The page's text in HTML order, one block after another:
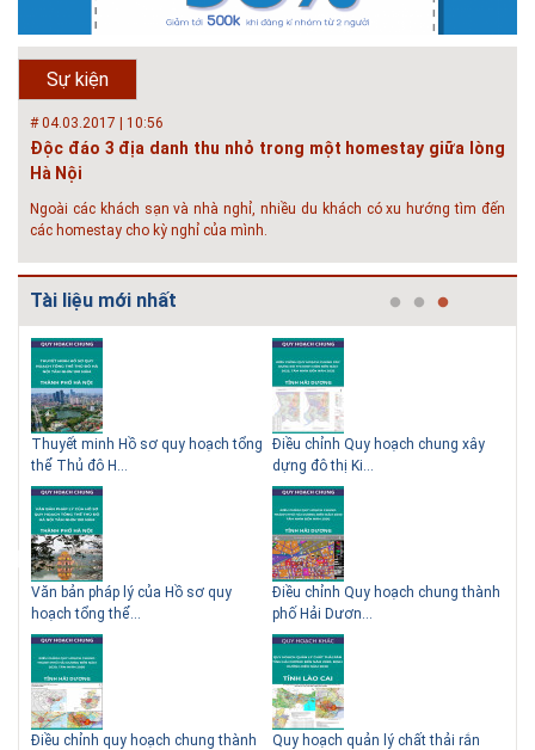
Sự kiện
Hội thảo “Sàn bê tông chất lượng cao – công nghệ mới nhất tại Châu Âu
& Mỹ và các vấn đề áp dụng tại Việt Nam” được tổ chức bởi HOUSELINK
sẽ diễn ra vào 14h00 ngày 26/06/2018 tại Khách sạn Pan Pacific, Hà Nội
và ngày 28/...
# 04.03.2017 | 10:56
Độc đáo 3 địa danh thu nhỏ trong một homestay giữa lòng
Hà Nội
Ngoài các khách sạn và nhà nghỉ, nhiều du khách có xu hướng tìm đến
các homestay cho kỳ nghỉ của mình.
# 05.04.2025 | 17:16
Tuyển sinh 2025, Khoa kỹ thuật hạ tầng và môi trường đô thị
- Đại học Kiến trúc...
Thông tin tuyển sinh đại học 2025 Khoa kỹ thuật hạ tầng và môi trường
đô thị - Đại học Kiến trúc Hà Nội Tuyển sinh đại học với 280 chỉ tiêu, thời
gian đào tạo 4,5 năm
Tài liệu mới nhất
Thuyết minh Hồ sơ quy hoạch tổng
thể Thủ đô H...
Văn bản pháp lý của Hồ sơ quy
hoạch tổng thể...
Điều chỉnh quy hoạch chung thành
Điều chỉnh Quy hoạch chung xây
dựng đô thị Ki...
Điều chỉnh Quy hoạch chung thành
phố Hải Dươn...
Quy hoạch quản lý chất thải rắn